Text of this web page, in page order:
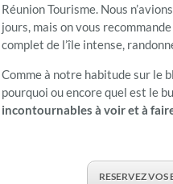
Réunion Tourisme. Nous
jours, mais on vous
complet de l’île intense,
Comme à notre habitude sur le
pourquoi ou encore quel est le
incontournables à voir et à
RESERVEZ VOS